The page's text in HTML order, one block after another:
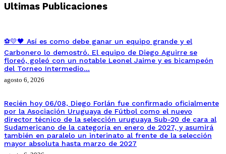
Ultimas Publicaciones
⚽💛🖤 Así es como debe ganar un equipo grande y el
Carbonero lo demostró. El equipo de Diego Aguirre se
floreó, goleó con un notable Leonel Jaime y es bicampeón
del Torneo Intermedio…
agosto 6, 2026
Recién hoy 06/08, Diego Forlán fue confirmado oficialmente
por la Asociación Uruguaya de Fútbol como el nuevo
director técnico de la selección uruguaya Sub-20 de cara al
Sudamericano de la categoría en enero de 2027, y asumirá
también en paralelo un interinato al frente de la selección
mayor absoluta hasta marzo de 2027